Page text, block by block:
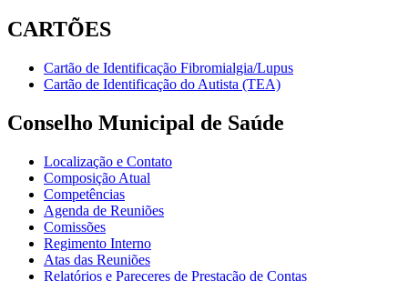
CARTÕES
Cartão de Identificação Fibromialgia/Lupus
Cartão de Identificação do Autista (TEA)
Conselho Municipal de Saúde
Localização e Contato
Composição Atual
Competências
Agenda de Reuniões
Comissões
Regimento Interno
Atas das Reuniões
Relatórios e Pareceres de Prestação de Contas